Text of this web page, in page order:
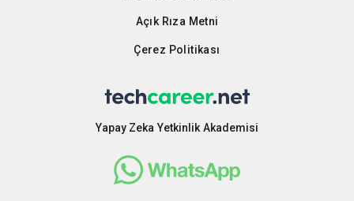
Açık Rıza Metni
Çerez Politikası
Yapay Zeka Yetkinlik Akademisi